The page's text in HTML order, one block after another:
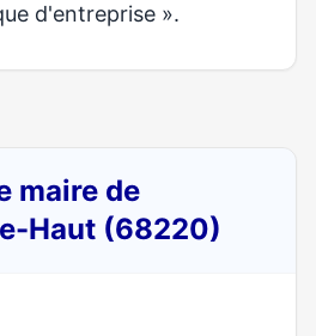
d'entreprise ».
maire de
Haut (68220)